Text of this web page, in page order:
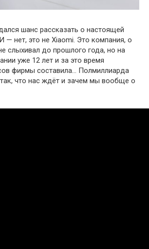
шанс рассказать о настоящей
— нет, это не Xiaomi. Это компания, о
слыхивал до прошлого года, но на
уже 12 лет и за это время
фирмы составила… Полмиллиарда
что нас ждёт и зачем мы вообще о